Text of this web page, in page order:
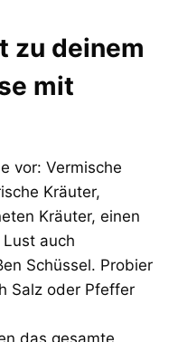
zu deinem
mit
vor: Vermische
Kräuter,
Kräuter, einen
auch
Schüssel. Probier
Salz oder Pfeffer
das gesamte